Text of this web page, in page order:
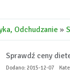
Odchudzanie »
Sprawdź ceny
Dodano: 2015-12-07